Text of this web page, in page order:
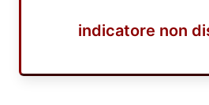
indicatore non